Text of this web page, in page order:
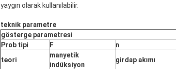
yaygın olarak kullanılabilir.
teknik parametre
gösterge parametresi
Prob tipi
F
n
teori
manyetik
indüksiyon
girdap akımı